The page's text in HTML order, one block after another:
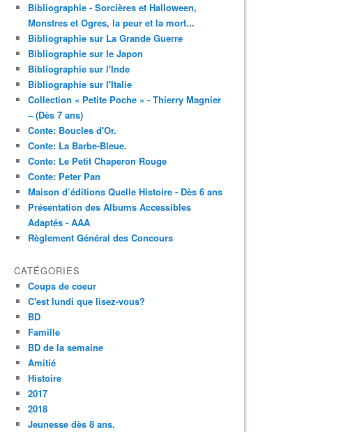
Bibliographie - Sorcières et Halloween,
Monstres et Ogres, la peur et la mort...
Bibliographie sur La Grande Guerre
Bibliographie sur le Japon
Bibliographie sur l'Inde
Bibliographie sur l'Italie
Collection « Petite Poche » - Thierry Magnier
– (Dès 7 ans)
Conte: Boucles d'Or.
Conte: La Barbe-Bleue.
Conte: Le Petit Chaperon Rouge
Conte: Peter Pan
Maison d’éditions Quelle Histoire - Dès 6 ans
Présentation des Albums Accessibles
Adaptés - AAA
Règlement Général des Concours
CATÉGORIES
Coups de coeur
C'est lundi que lisez-vous?
BD
Famille
BD de la semaine
Amitié
Histoire
2017
2018
Jeunesse dès 8 ans.